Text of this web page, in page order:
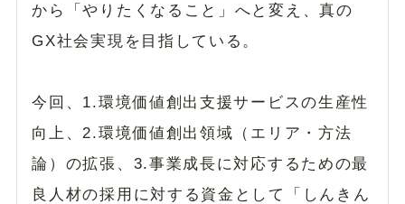
から「やりたくなること」へと変え、真の
GX社会実現を目指している。
今回、1.環境価値創出支援サービスの生産性
向上、2.環境価値創出領域（エリア・方法
論）の拡張、3.事業成長に対応するための最
良人材の採用に対する資金として「しんきん